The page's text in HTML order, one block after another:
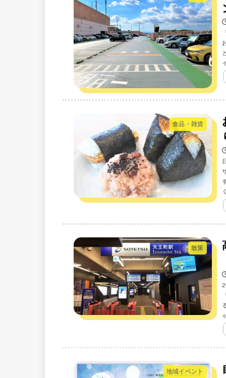
食品・雑貨
散策
地域イベント